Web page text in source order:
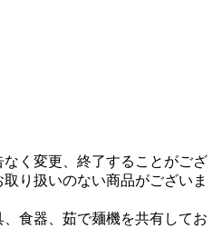
く変更、終了することがござ
り扱いのない商品がございま
食器、茹で麺機を共有してお